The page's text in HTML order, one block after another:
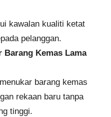
kawalan kualiti ketat
pelanggan.
Barang Kemas Lama
barang kemas
rekaan baru tanpa
tinggi.